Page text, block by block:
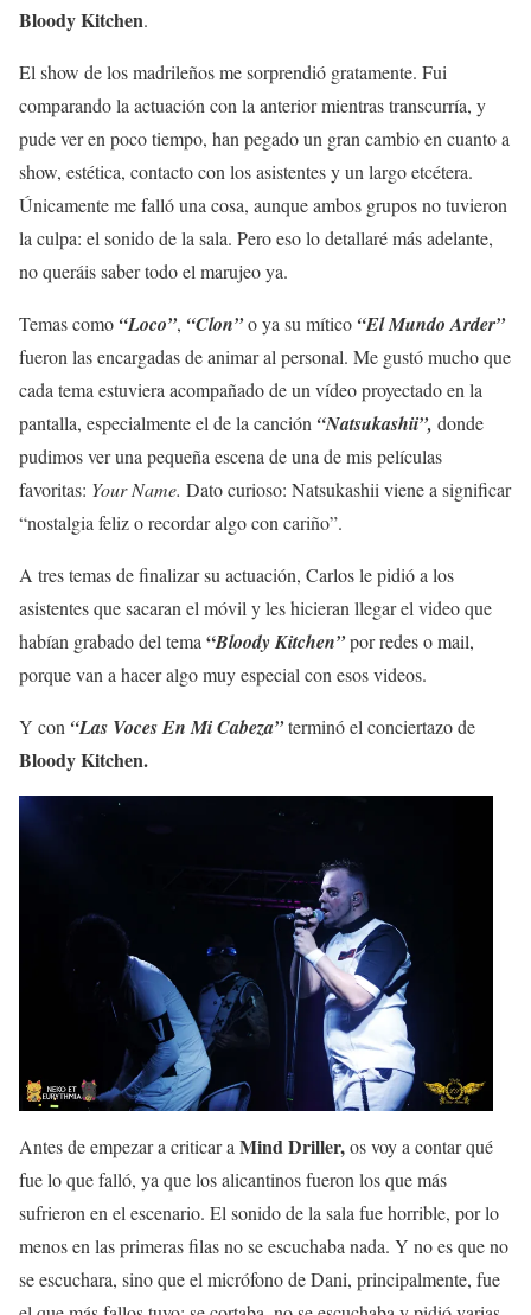
Bloody Kitchen.
El show de los madrileños me sorprendió gratamente. Fui
comparando la actuación con la anterior mientras transcurría, y
pude ver en poco tiempo, han pegado un gran cambio en cuanto a
show, estética, contacto con los asistentes y un largo etcétera.
Únicamente me falló una cosa, aunque ambos grupos no tuvieron
la culpa: el sonido de la sala. Pero eso lo detallaré más adelante,
no queráis saber todo el marujeo ya.
Temas como “Loco”, “Clon”o ya su mítico “El Mundo Arder”
fueron las encargadas de animar al personal. Me gustó mucho que
cada tema estuviera acompañado de un vídeo proyectado en la
pantalla, especialmente el de la canción “Natsukashii”, donde
pudimos ver una pequeña escena de una de mis películas
favoritas: Your Name. Dato curioso: Natsukashii viene a significar
“nostalgia feliz o recordar algo con cariño”.
A tres temas de finalizar su actuación, Carlos le pidió a los
asistentes que sacaran el móvil y les hicieran llegar el video que
habían grabado del tema “Bloody Kitchen”por redes o mail,
porque van a hacer algo muy especial con esos videos.
Y con “Las Voces En Mi Cabeza”terminó el conciertazo de
Bloody Kitchen.
Antes de empezar a criticar aMind Driller,os voy a contar qué
fue lo que falló, ya que los alicantinos fueron los que más
sufrieron en el escenario. El sonido de la sala fue horrible, por lo
menos en las primeras filas no se escuchaba nada. Y no es que no
se escuchara, sino que el micrófono de Dani, principalmente, fue